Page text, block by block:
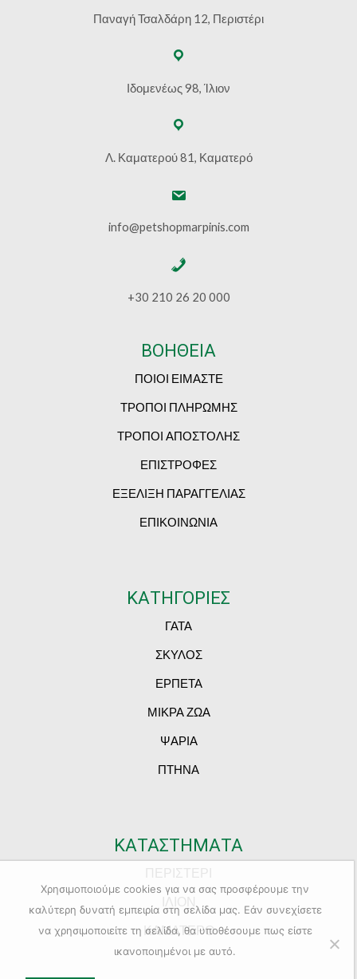
Παναγή Τσαλδάρη 12, Περιστέρι
Ιδομενέως 98, Ίλιον
Λ. Καματερού 81, Καματερό
info@petshopmarpinis.com
+30 210 26 20 000
ΒΟΗΘΕΙΑ
ΠΟΙΟΙ ΕΙΜΑΣΤΕ
ΤΡΟΠΟΙ ΠΛΗΡΩΜΗΣ
ΤΡΟΠΟΙ ΑΠΟΣΤΟΛΗΣ
ΕΠΙΣΤΡΟΦΕΣ
ΕΞΕΛΙΞΗ ΠΑΡΑΓΓΕΛΙΑΣ
ΕΠΙΚΟΙΝΩΝΙΑ
ΚΑΤΗΓΟΡΙΕΣ
ΓΑΤΑ
ΣΚΥΛΟΣ
ΕΡΠΕΤΑ
ΜΙΚΡΑ ΖΩΑ
ΨΑΡΙΑ
ΠΤΗΝΑ
ΚΑΤΑΣΤΗΜΑΤΑ
ΚΑΜΑΤΕΡΟ
Χρησιμοποιούμε cookies για να σας προσφέρουμε την
καλύτερη δυνατή εμπειρία στη σελίδα μας. Εάν συνεχίσετε
να χρησιμοποιείτε τη σελίδα, θα υποθέσουμε πως είστε
ικανοποιημένοι με αυτό.